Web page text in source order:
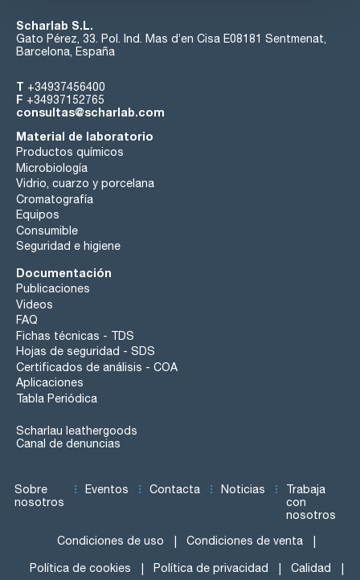
Scharlab S.L.
Gato Pérez, 33. Pol. Ind. Mas d’en Cisa E08181 Sentmenat,
Barcelona, España
T +34937456400
F +34937152765
consultas@scharlab.com
Material de laboratorio
Productos químicos
Microbiología
Vidrio, cuarzo y porcelana
Cromatografía
Equipos
Consumible
Seguridad e higiene
Documentación
Publicaciones
Videos
FAQ
Fichas técnicas - TDS
Hojas de seguridad - SDS
Certificados de análisis - COA
Aplicaciones
Tabla Periódica
Scharlau leathergoods
Canal de denuncias
Sobre
nosotros
Eventos Contacta Noticias
Trabaja
con
nosotros
Condiciones de uso Condiciones de venta
Política de cookies Política de privacidad Calidad